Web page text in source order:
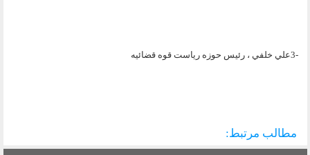
3-علي خلفي ، رئيس حوزه رياست قوه قضائيه
مطالب مرتبط: